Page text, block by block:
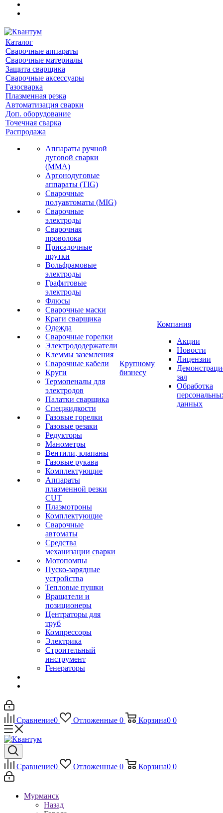
Каталог
Сварочные аппараты
Сварочные материалы
Защита сварщика
Сварочные аксессуары
Газосварка
Плазменная резка
Автоматизация сварки
Доп. оборудование
Точечная сварка
Распродажа
Аппараты ручной
дуговой сварки
(MMA)
Аргонодуговые
аппараты (TIG)
Сварочные
полуавтоматы (MIG)
Сварочные
электроды
Сварочная
проволока
Присадочные
прутки
Вольфрамовые
электроды
Графитовые
электроды
Флюсы
Сварочные маски
Краги сварщика
Одежда
Сварочные горелки
Электрододержатели
Клеммы заземления
Сварочные кабели
Круги
Термопеналы для
электродов
Палатки сварщика
Спецжидкости
Газовые горелки
Газовые резаки
Редукторы
Манометры
Вентили, клапаны
Газовые рукава
Комплектующие
Аппараты
плазменной резки
CUT
Плазмотроны
Комплектующие
Сварочные
автоматы
Средства
механизации сварки
Мотопомпы
Пуско-зарядные
устройства
Тепловые пушки
Вращатели и
позиционеры
Центраторы для
труб
Компрессоры
Электрика
Строительный
инструмент
Генераторы
Крупному
бизнесу
Компания
Акции
Новости
Лицензии
зал
Обработка
данных
Сравнение0 Отложенные 0 Корзина0 0
Сравнение0 Отложенные 0 Корзина0 0
Мурманск
Назад